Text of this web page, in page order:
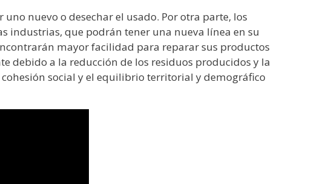
nuevo o desechar el usado. Por otra parte, los
industrias, que podrán tener una nueva línea en su
mayor facilidad para reparar sus productos
debido a la reducción de los residuos producidos y la
social y el equilibrio territorial y demográfico